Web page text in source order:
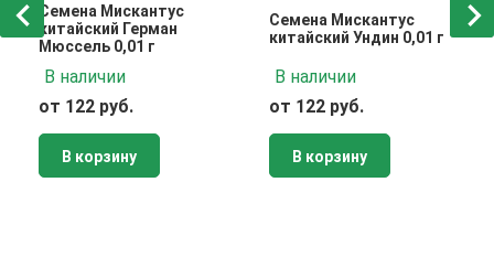
Семена Мискантус
китайский Герман
Мюссель 0,01 г
В наличии
от 122 руб.
В корзину
Семена Мискантус
китайский Ундин 0,01 г
В наличии
от 122 руб.
В корзину